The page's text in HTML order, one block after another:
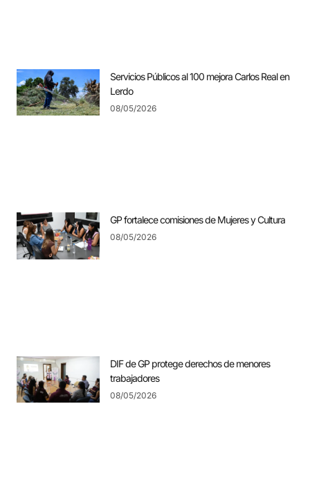
Servicios Públicos al 100 mejora Carlos Real en
Lerdo
08/05/2026
GP fortalece comisiones de Mujeres y Cultura
08/05/2026
DIF de GP protege derechos de menores
trabajadores
08/05/2026